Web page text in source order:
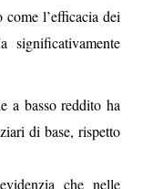
l’efficacia dei
significativamente
a basso reddito ha
di base, rispetto
che nelle